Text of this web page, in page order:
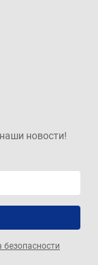
новости!
безопасности